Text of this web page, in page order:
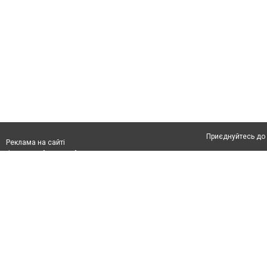
Реклама на сайті
Приєднуйтесь до